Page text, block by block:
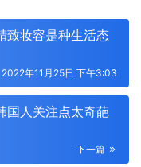
致妆容是种生活态
2022年11月25日 下午3:03
国人关注点太奇葩
下一篇